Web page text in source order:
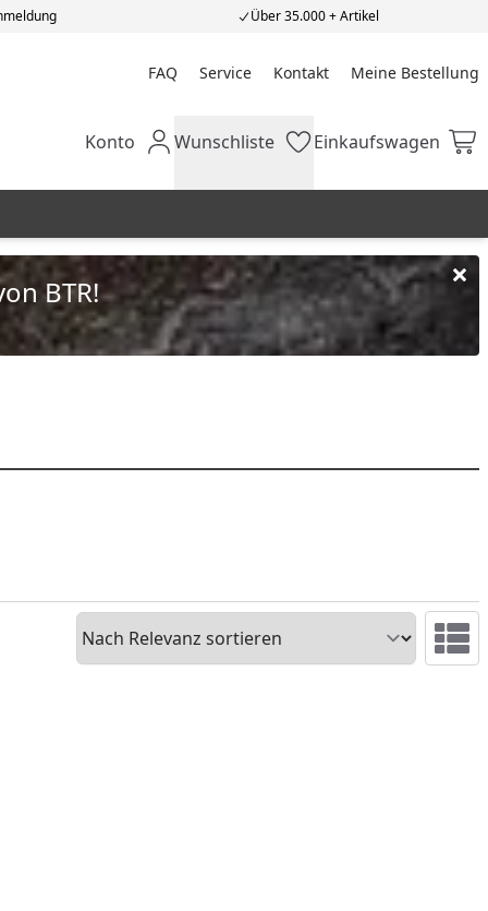
Über 35.000 + Artikel
FAQ Service Kontakt Meine Bestellung
Meine Bestellung
Mein Konto
Konto Wunschliste
Wunschliste Einkaufswagen
Einkaufswagen
BTR!
Sortieren